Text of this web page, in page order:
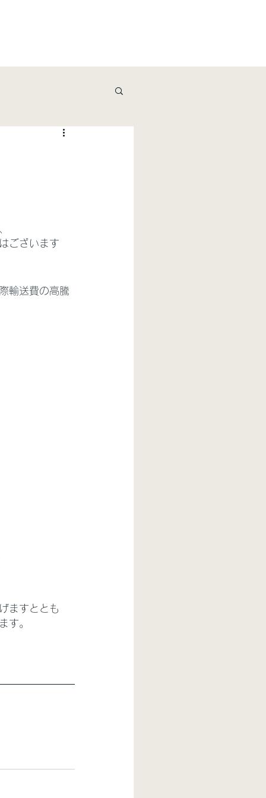
ございます
輸送費の高騰
ますととも
す。